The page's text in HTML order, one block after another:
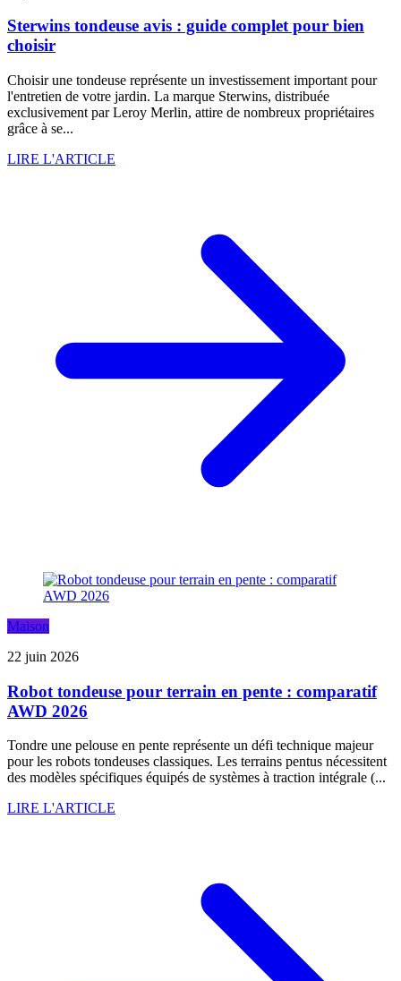
Sterwins tondeuse avis : guide complet pour bien
choisir
Choisir une tondeuse représente un investissement important pour
l'entretien de votre jardin. La marque Sterwins, distribuée
exclusivement par Leroy Merlin, attire de nombreux propriétaires
grâce à se...
LIRE L'ARTICLE
Maison
22 juin 2026
Robot tondeuse pour terrain en pente : comparatif
AWD 2026
Tondre une pelouse en pente représente un défi technique majeur
pour les robots tondeuses classiques. Les terrains pentus nécessitent
des modèles spécifiques équipés de systèmes à traction intégrale (...
LIRE L'ARTICLE